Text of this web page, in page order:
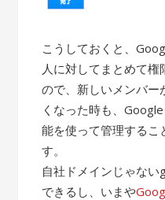
こうしておくと、
人に対してまとめて権
ので、新しいメンバー
くなった時も、
能を使って管理するこ
す。
自社ドメインじゃな
できるし、いまや